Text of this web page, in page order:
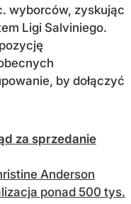
wyborców, zyskując
Ligi Salviniego.
by dołączyć
za sprzedanie
Anderson
ponad 500 tys.